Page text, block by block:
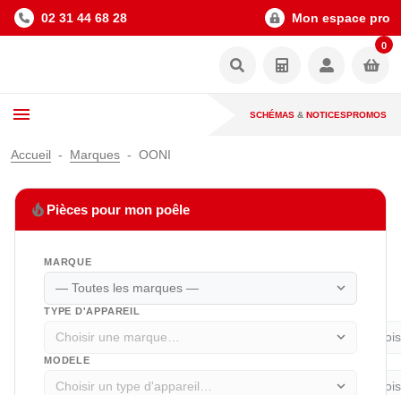
02 31 44 68 28 Mon espace pro
0
SCHÉMAS & NOTICESPROMOS
Accueil Marques OONI
local_fire_department Pièces pour mon poêle
MARQUE
expand_more
TYPE D'APPAREIL
expand_more
MODELE
expand_more